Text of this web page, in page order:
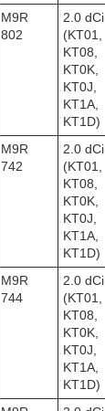
M9R
802
2.0 dCi
(KT01,
KT08,
KT0K,
KT0J,
KT1A,
KT1D)
M9R
742
2.0 dCi
(KT01,
KT08,
KT0K,
KT0J,
KT1A,
KT1D)
M9R
744
2.0 dCi
(KT01,
KT08,
KT0K,
KT0J,
KT1A,
KT1D)